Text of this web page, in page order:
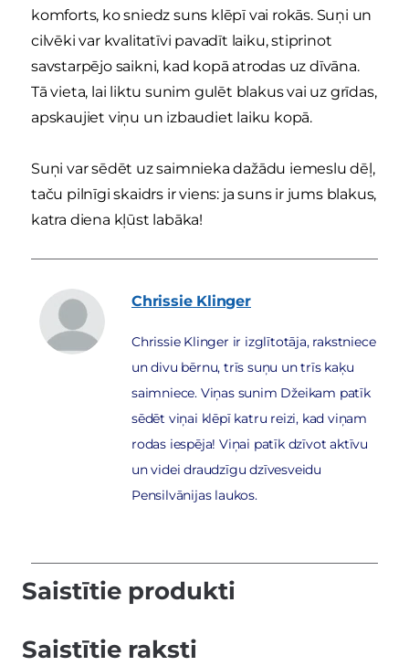
komforts, ko sniedz suns klēpī vai rokās. Suņi un
cilvēki var kvalitatīvi pavadīt laiku, stiprinot
savstarpējo saikni, kad kopā atrodas uz dīvāna.
Tā vieta, lai liktu sunim gulēt blakus vai uz grīdas,
apskaujiet viņu un izbaudiet laiku kopā.
Suņi var sēdēt uz saimnieka dažādu iemeslu dēļ,
taču pilnīgi skaidrs ir viens: ja suns ir jums blakus,
katra diena kļūst labāka!
Chrissie Klinger
Chrissie Klinger ir izglītotāja, rakstniece
un divu bērnu, trīs suņu un trīs kaķu
saimniece. Viņas sunim Džeikam patīk
sēdēt viņai klēpī katru reizi, kad viņam
rodas iespēja! Viņai patīk dzīvot aktīvu
un videi draudzīgu dzīvesveidu
Pensilvānijas laukos.
Saistītie produkti
Saistītie raksti